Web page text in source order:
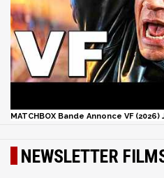
MATCHBOX Bande Annonce VF
NEWSLETTER